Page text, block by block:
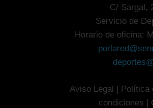
C/ Sargal,
Servicio de
Horario de oficina:
Aviso Legal | Política
condiciones |